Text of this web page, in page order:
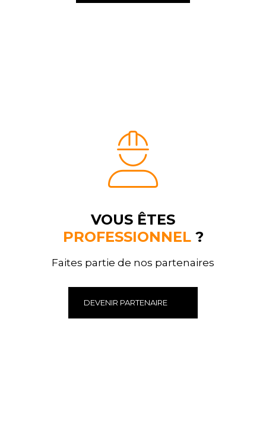
VOUS ÊTES
PROFESSIONNEL?
Faites partie de nos partenaires
DEVENIR PARTENAIRE